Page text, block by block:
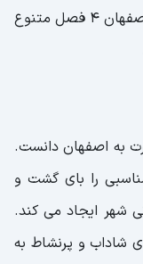
همان طور که در بالا اشاره کردیم در شهر اصفهان 4 فصل متنوع
به اصفهان دانست.
را بای گشت و
شهر ایجاد می کند.
شاداب و پرنشاط به